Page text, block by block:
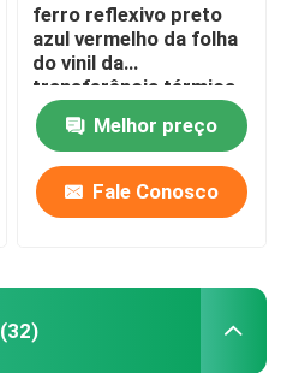
ferro reflexivo preto
azul vermelho da folha
do vinil da
transferência térmica
de 8.5x11 6x6 sobre
para a roupa do
veterinário do
revestimento
Melhor preço
Fale Conosco
(32)